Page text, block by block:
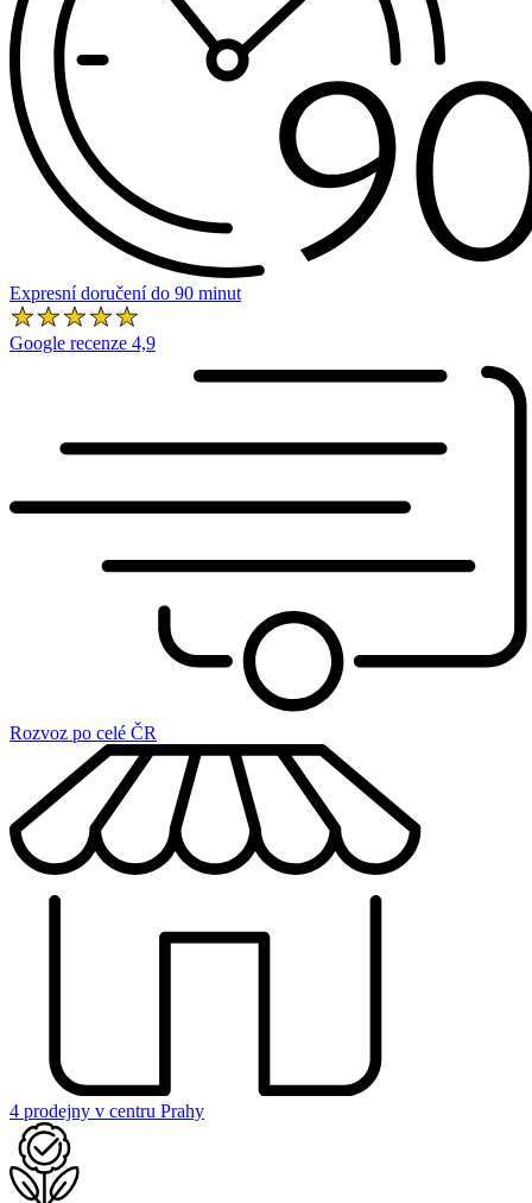
Expresní doručení do 90 minut
Google recenze 4,9
Rozvoz po celé ČR
4 prodejny v centru Prahy